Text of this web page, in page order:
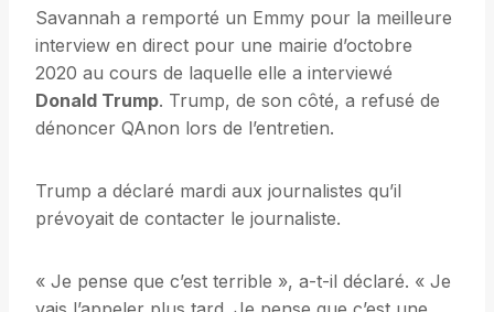
Savannah a remporté un Emmy pour la meilleure
interview en direct pour une mairie d’octobre
2020 au cours de laquelle elle a interviewé
Donald Trump. Trump, de son côté, a refusé de
dénoncer QAnon lors de l’entretien.
Trump a déclaré mardi aux journalistes qu’il
prévoyait de contacter le journaliste.
« Je pense que c’est terrible », a-t-il déclaré. « Je